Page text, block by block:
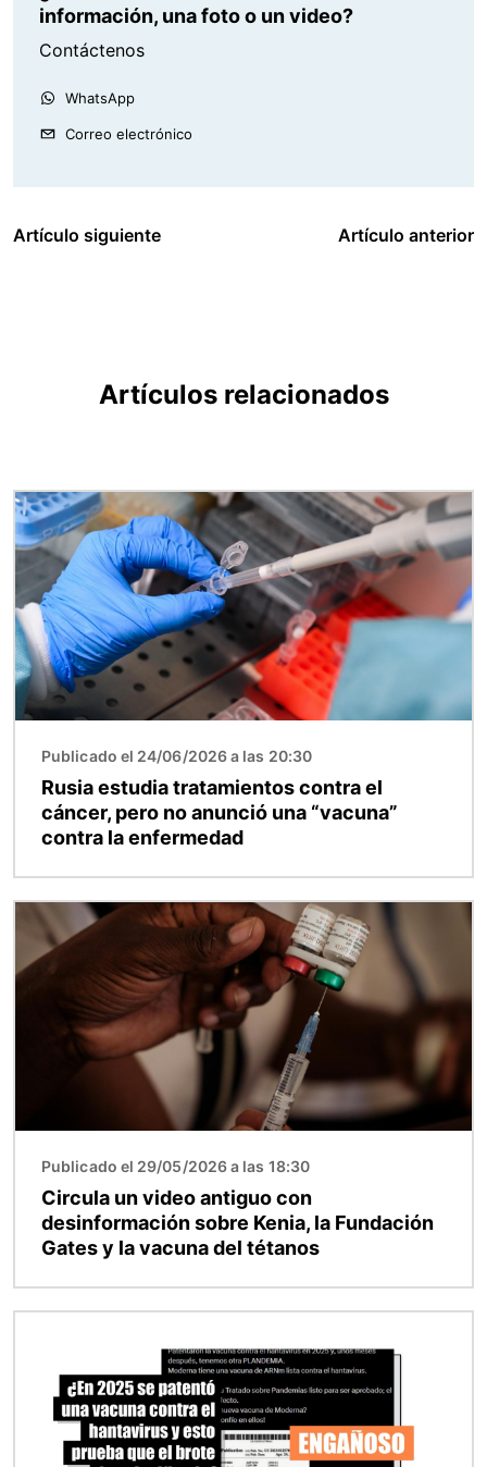
información, una foto o un video?
Contáctenos
WhatsApp
Correo electrónico
Artículo siguiente Artículo anterior
Artículos relacionados
Imagen
Publicado el 24/06/2026 a las 20:30
Rusia estudia tratamientos contra el
cáncer, pero no anunció una “vacuna”
contra la enfermedad
Imagen
Publicado el 29/05/2026 a las 18:30
Circula un video antiguo con
desinformación sobre Kenia, la Fundación
Gates y la vacuna del tétanos